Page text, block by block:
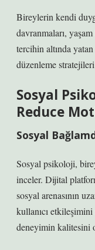
Bireylerin kendi
davranmaları,
tercihin altında
düzenleme stratejileri
Sosyal
Reduce
Sosyal
Sosyal psikoloji,
inceler. Dijital
sosyal arenasının
kullanıcı
deneyimin kalitesini